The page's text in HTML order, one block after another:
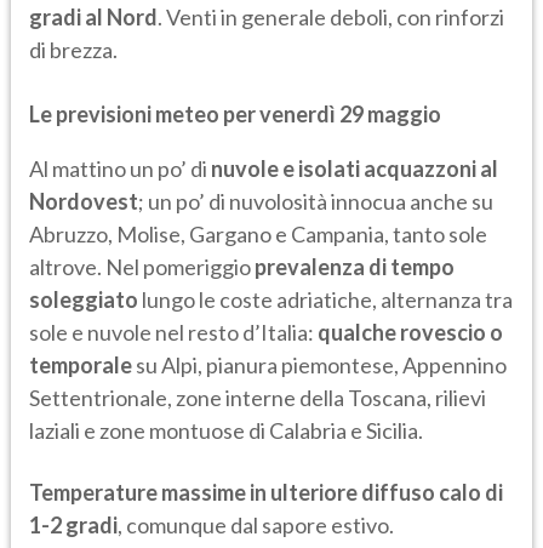
gradi al Nord. Venti in generale deboli, con rinforzi
di brezza.
Le previsioni meteo per venerdì 29 maggio
Al mattino un po’ di nuvole e isolati acquazzoni al
Nordovest; un po’ di nuvolosità innocua anche su
Abruzzo, Molise, Gargano e Campania, tanto sole
altrove. Nel pomeriggioprevalenza di tempo
soleggiato lungo le coste adriatiche, alternanza tra
sole e nuvole nel resto d’Italia: qualche rovescio o
temporalesu Alpi, pianura piemontese, Appennino
Settentrionale, zone interne della Toscana, rilievi
laziali e zone montuose di Calabria e Sicilia.
Temperature massime in ulteriore diffuso calo di
1-2 gradi, comunque dal sapore estivo.